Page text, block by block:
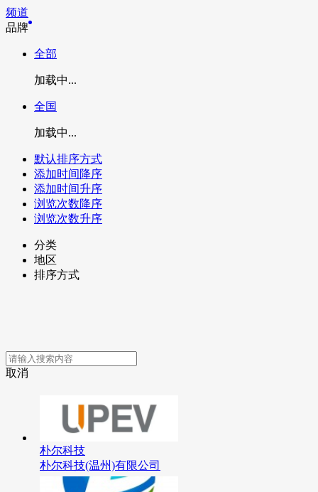
频道
品牌
全部
加载中...
全国
加载中...
默认排序方式
添加时间降序
添加时间升序
浏览次数降序
浏览次数升序
分类
地区
排序方式
取消
朴尔科技
朴尔科技(温州)有限公司